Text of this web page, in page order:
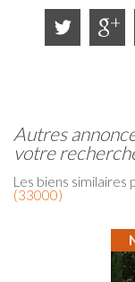
autres annonces immobilières correspondant à
votre
Les biens similaires
(33000)